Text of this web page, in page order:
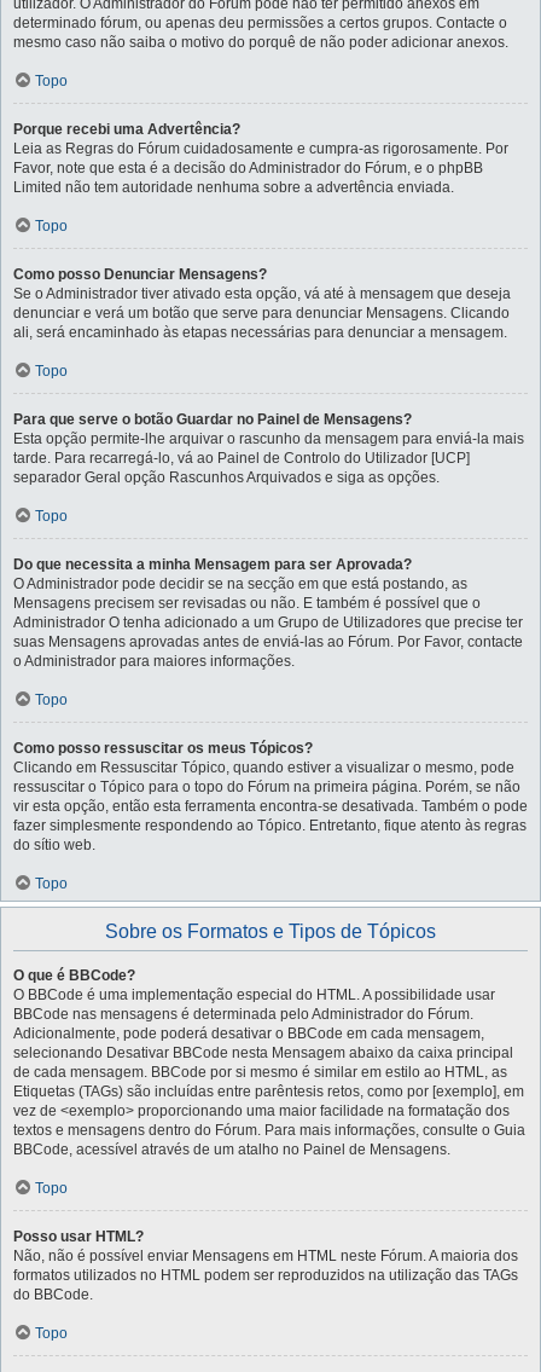
utilizador. O Administrador do Fórum pode não ter permitido anexos em
determinado fórum, ou apenas deu permissões a certos grupos. Contacte o
mesmo caso não saiba o motivo do porquê de não poder adicionar anexos.
Topo
Porque recebi uma Advertência?
Leia as Regras do Fórum cuidadosamente e cumpra-as rigorosamente. Por
Favor, note que esta é a decisão do Administrador do Fórum, e o phpBB
Limited não tem autoridade nenhuma sobre a advertência enviada.
Topo
Como posso Denunciar Mensagens?
Se o Administrador tiver ativado esta opção, vá até à mensagem que deseja
denunciar e verá um botão que serve para denunciar Mensagens. Clicando
ali, será encaminhado às etapas necessárias para denunciar a mensagem.
Topo
Para que serve o botão Guardar no Painel de Mensagens?
Esta opção permite-lhe arquivar o rascunho da mensagem para enviá-la mais
tarde. Para recarregá-lo, vá ao Painel de Controlo do Utilizador [UCP]
separador Geral opção Rascunhos Arquivados e siga as opções.
Topo
Do que necessita a minha Mensagem para ser Aprovada?
O Administrador pode decidir se na secção em que está postando, as
Mensagens precisem ser revisadas ou não. E também é possível que o
Administrador O tenha adicionado a um Grupo de Utilizadores que precise ter
suas Mensagens aprovadas antes de enviá-las ao Fórum. Por Favor, contacte
o Administrador para maiores informações.
Topo
Como posso ressuscitar os meus Tópicos?
Clicando em Ressuscitar Tópico, quando estiver a visualizar o mesmo, pode
ressuscitar o Tópico para o topo do Fórum na primeira página. Porém, se não
vir esta opção, então esta ferramenta encontra-se desativada. Também o pode
fazer simplesmente respondendo ao Tópico. Entretanto, fique atento às regras
do sítio web.
Topo
Sobre os Formatos e Tipos de Tópicos
O que é BBCode?
O BBCode é uma implementação especial do HTML. A possibilidade usar
BBCode nas mensagens é determinada pelo Administrador do Fórum.
Adicionalmente, pode poderá desativar o BBCode em cada mensagem,
selecionando Desativar BBCode nesta Mensagem abaixo da caixa principal
de cada mensagem. BBCode por si mesmo é similar em estilo ao HTML, as
Etiquetas (TAGs) são incluídas entre parêntesis retos, como por [exemplo], em
vez de <exemplo> proporcionando uma maior facilidade na formatação dos
textos e mensagens dentro do Fórum. Para mais informações, consulte o Guia
BBCode, acessível através de um atalho no Painel de Mensagens.
Topo
Posso usar HTML?
Não, não é possível enviar Mensagens em HTML neste Fórum. A maioria dos
formatos utilizados no HTML podem ser reproduzidos na utilização das TAGs
do BBCode.
Topo